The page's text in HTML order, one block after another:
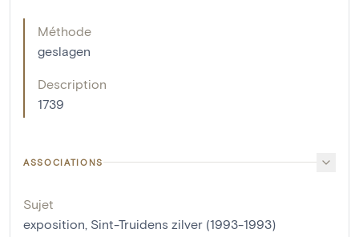
Méthode
geslagen
Description
1739
ASSOCIATIONS
Sujet
exposition, Sint-Truidens zilver (1993-1993)